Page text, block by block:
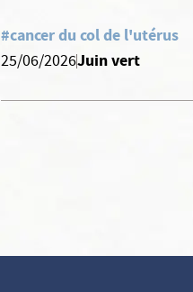
#cancer du col de l'utérus
25/06/2026Juin vert